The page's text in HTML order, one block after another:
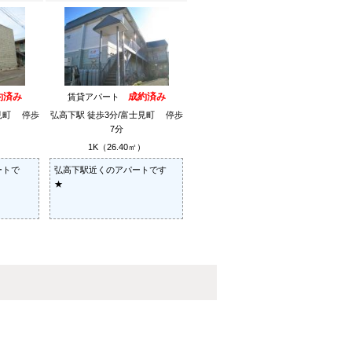
済み
町 停歩
トで
賃貸アパート 成約済み
弘高下駅 徒歩3分/富士見町 停歩
7分
1K（26.40㎡）
弘高下駅近くのアパートです
★